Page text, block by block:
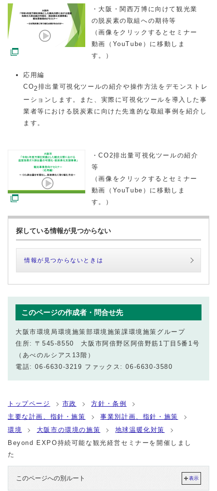
・大阪・関西万博に向けて観光業
の脱炭素の取組への期待等
（画像をクリックするとセミナー
動画（YouTube）に移動しま
す。）
応用編
CO2排出量可視化ツールの紹介や操作方法をデモンストレ
ーションします。また、実際に可視化ツールを導入した事
業者等における脱炭素に向けた先進的な取組事例を紹介し
ます。
・CO2排出量可視化ツールの紹介
等
（画像をクリックするとセミナー
動画（YouTube）に移動しま
す。）
探している情報が見つからない
情報が見つからないときは
このページの作成者・問合せ先
大阪市環境局環境施策部環境施策課環境施策グループ
住所: 〒545-8550 大阪市阿倍野区阿倍野筋1丁目5番1号
（あべのルシアス13階）
電話: 06-6630-3219 ファックス: 06-6630-3580
トップページ 市政
方針・条例
主要な計画、指針・施策
事業別計画、指針・施策
環境
大阪市の環境の施策
地球温暖化対策
Beyond EXPO持続可能な観光経営セミナーを開催しまし
た
このページへの別ルート 表示